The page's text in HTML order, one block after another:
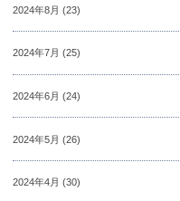
2024年8月 (23)
2024年7月 (25)
2024年6月 (24)
2024年5月 (26)
2024年4月 (30)